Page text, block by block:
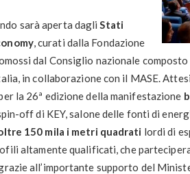
sarà aperta dagliStati
, curati dalla Fondazione
dal Consiglio nazionale
in collaborazione con il MASE. Attesi
la 26ª edizione della manifestazione
off di KEY, salone delle fonti di
150 mila i metri quadrati lordi di
altamente qualificati, che
all’importante supporto del